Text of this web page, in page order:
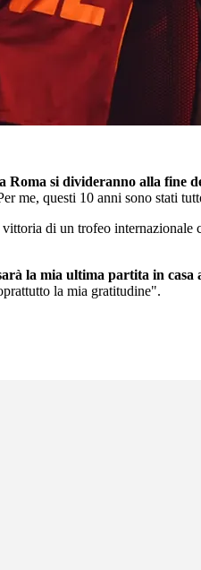
Roma si divideranno alla fine
me, questi 10 anni sono stati
di un trofeo
la mia ultima partita in casa
la mia gratitudine".